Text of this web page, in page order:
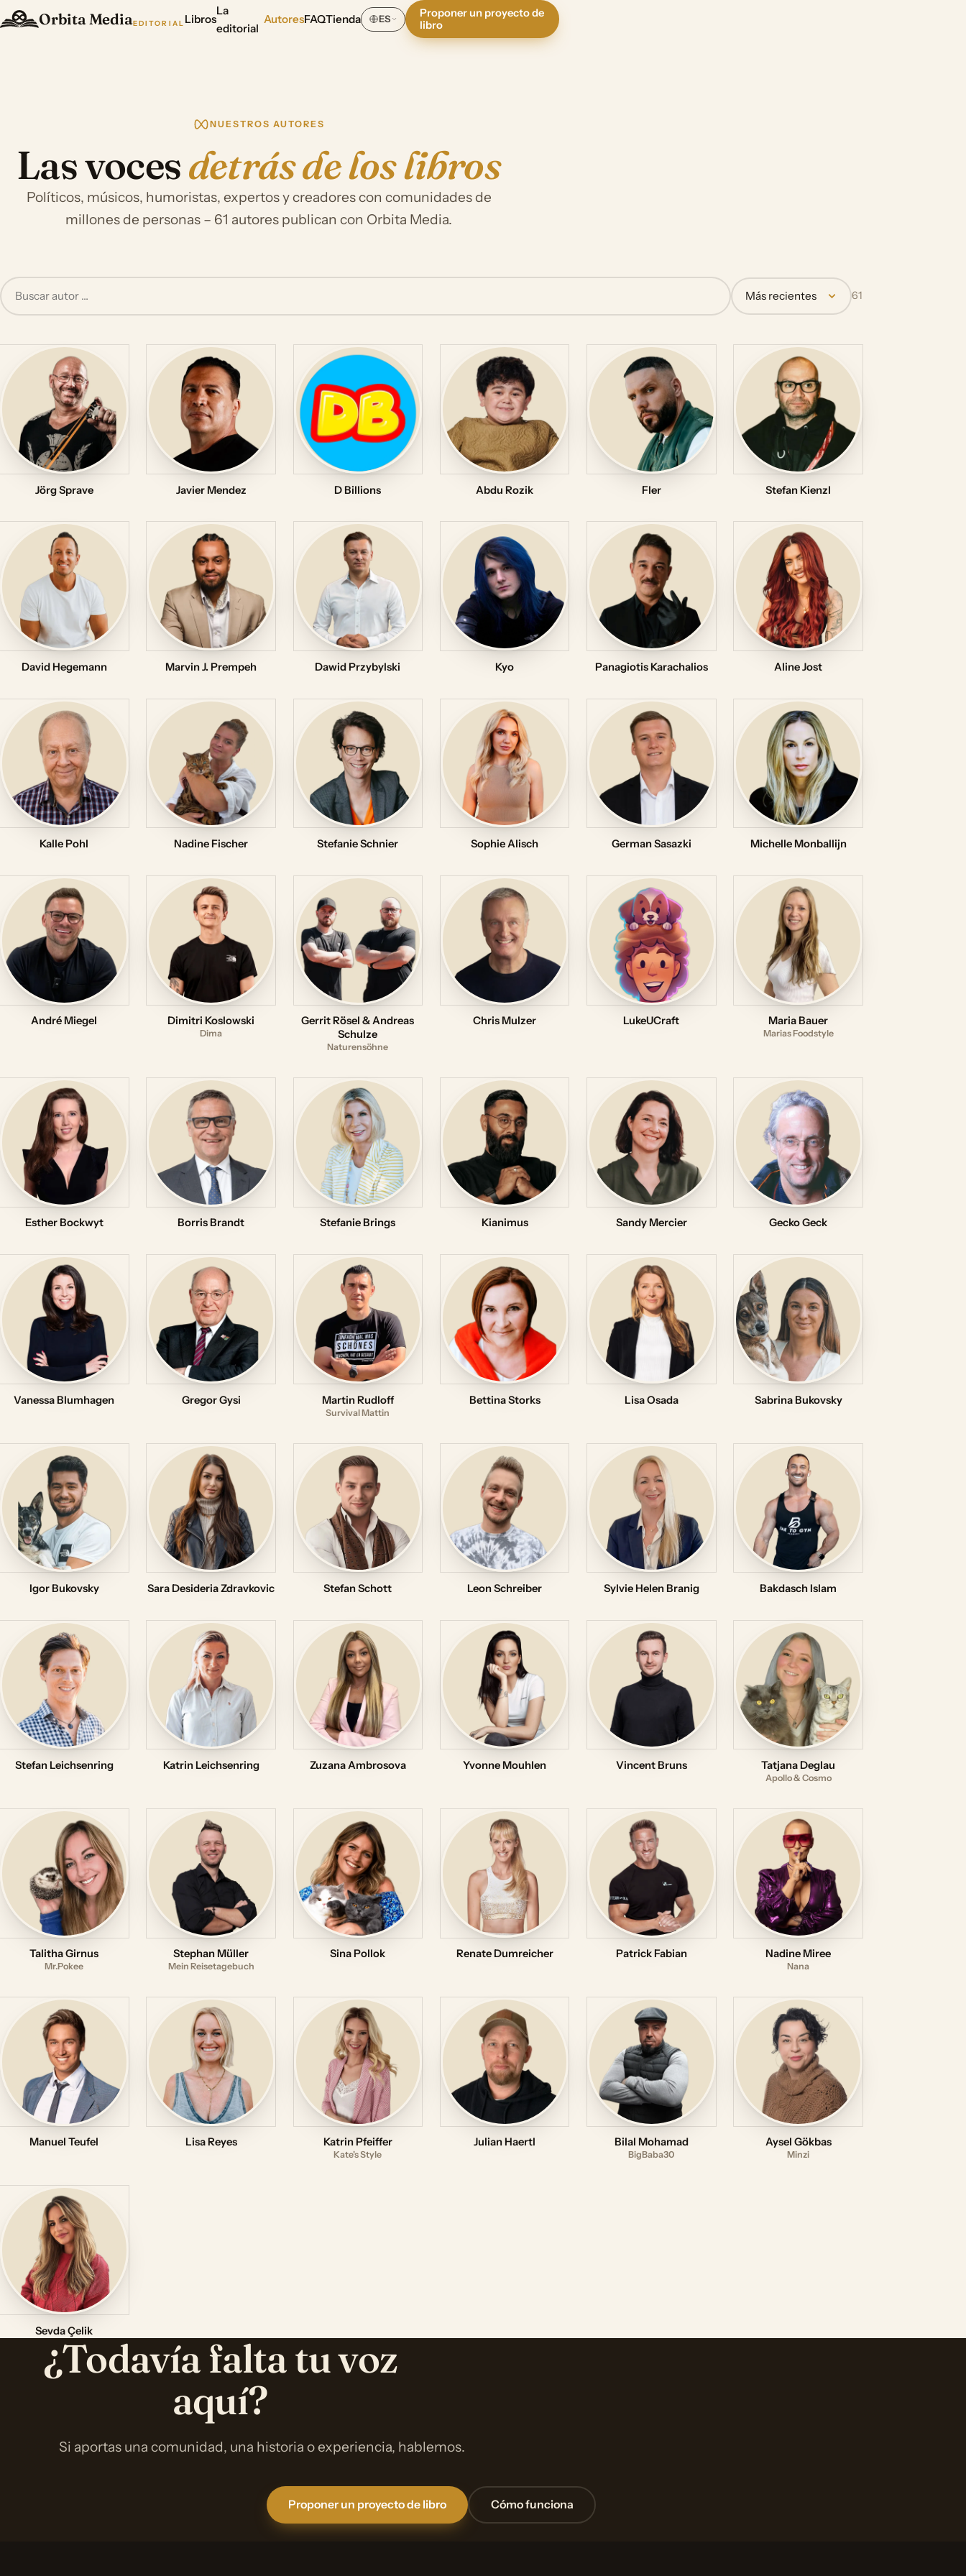
Orbita MediaEDITORIAL Libros
La
editorial
AutoresFAQTienda ES
Proponer un proyecto de
libro
NUESTROS AUTORES
Las vocesdetrás de los libros
Políticos, músicos, humoristas, expertos y creadores con comunidades de
millones de personas – 61 autores publican con Orbita Media.
Más recientes 61
Jörg Sprave Javier Mendez D Billions Abdu Rozik Fler Stefan Kienzl
David Hegemann Marvin J. Prempeh Dawid Przybylski Kyo Panagiotis Karachalios Aline Jost
Kalle Pohl Nadine Fischer Stefanie Schnier Sophie Alisch German Sasazki Michelle Monballijn
André Miegel Dimitri Koslowski
Dima
Gerrit Rösel & Andreas
Schulze
Naturensöhne
Chris Mulzer LukeUCraft Maria Bauer
Marias Foodstyle
Esther Bockwyt Borris Brandt Stefanie Brings Kianimus Sandy Mercier Gecko Geck
Vanessa Blumhagen Gregor Gysi Martin Rudloff
Survival Mattin
Bettina Storks Lisa Osada Sabrina Bukovsky
Igor Bukovsky Sara Desideria Zdravkovic Stefan Schott Leon Schreiber Sylvie Helen Branig Bakdasch Islam
Stefan Leichsenring Katrin Leichsenring Zuzana Ambrosova Yvonne Mouhlen Vincent Bruns Tatjana Deglau
Apollo & Cosmo
Talitha Girnus
Mr.Pokee
Stephan Müller
Mein Reisetagebuch
Sina Pollok Renate Dumreicher Patrick Fabian Nadine Miree
Nana
Manuel Teufel Lisa Reyes Katrin Pfeiffer
Kate's Style
Julian Haertl Bilal Mohamad
BigBaba30
Aysel Gökbas
Minzi
Sevda Çelik
¿Todavía falta tu voz
aquí?
Si aportas una comunidad, una historia o experiencia, hablemos.
Proponer un proyecto de libro Cómo funciona